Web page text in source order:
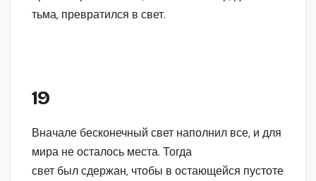
тьма, превратился в свет.
19
Вначале бесконечный свет наполнил все, и для
мира не осталось места. Тогда
свет был сдержан, чтобы в остающейся пустоте